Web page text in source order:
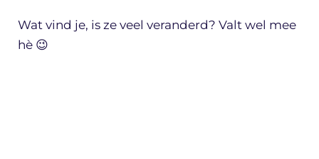
Wat vind je, is ze veel veranderd? Valt wel mee
hè 😉